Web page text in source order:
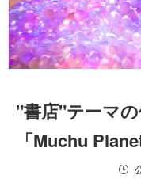
"書店"テーマ
「Muchu